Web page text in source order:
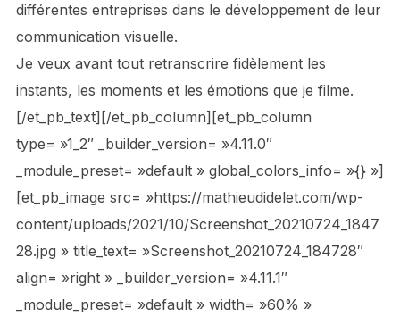
différentes entreprises dans le développement de leur
communication visuelle.
Je veux avant tout retranscrire fidèlement les
instants, les moments et les émotions que je filme.
[/et_pb_text][/et_pb_column][et_pb_column
type= »1_2″ _builder_version= »4.11.0″
_module_preset= »default » global_colors_info= »{} »]
[et_pb_image src= »https://mathieudidelet.com/wp-
content/uploads/2021/10/Screenshot_20210724_1847
28.jpg » title_text= »Screenshot_20210724_184728″
align= »right » _builder_version= »4.11.1″
_module_preset= »default » width= »60% »